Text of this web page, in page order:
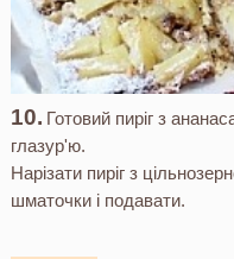
Готовий пиріг з
глазур'ю.
Нарізати пиріг з
шматочки і подавати.